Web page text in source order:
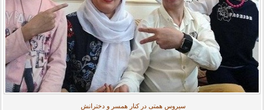
سیروس همتی در کنار همسر و دخترانش